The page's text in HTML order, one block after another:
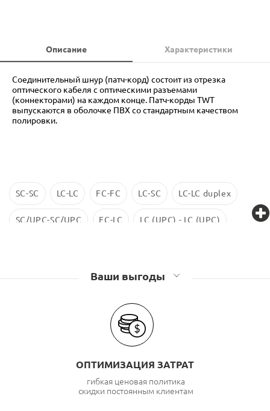
Описание Характеристики
Соединительный шнур (патч-корд) состоит из отрезка
оптического кабеля с оптическими разъемами
(коннекторами) на каждом конце. Патч-корды TWT
выпускаются в оболочке ПВХ со стандартным качеством
полировки.
SC-SC LC-LC FC-FC LC-SC LC-LC duplex
SC/UPC-SC/UPC FC-LC LC (UPC) - LC (UPC)
Ваши выгоды
ОПТИМИЗАЦИЯ ЗАТРАТ
гибкая ценовая политика
скидки постоянным клиентам